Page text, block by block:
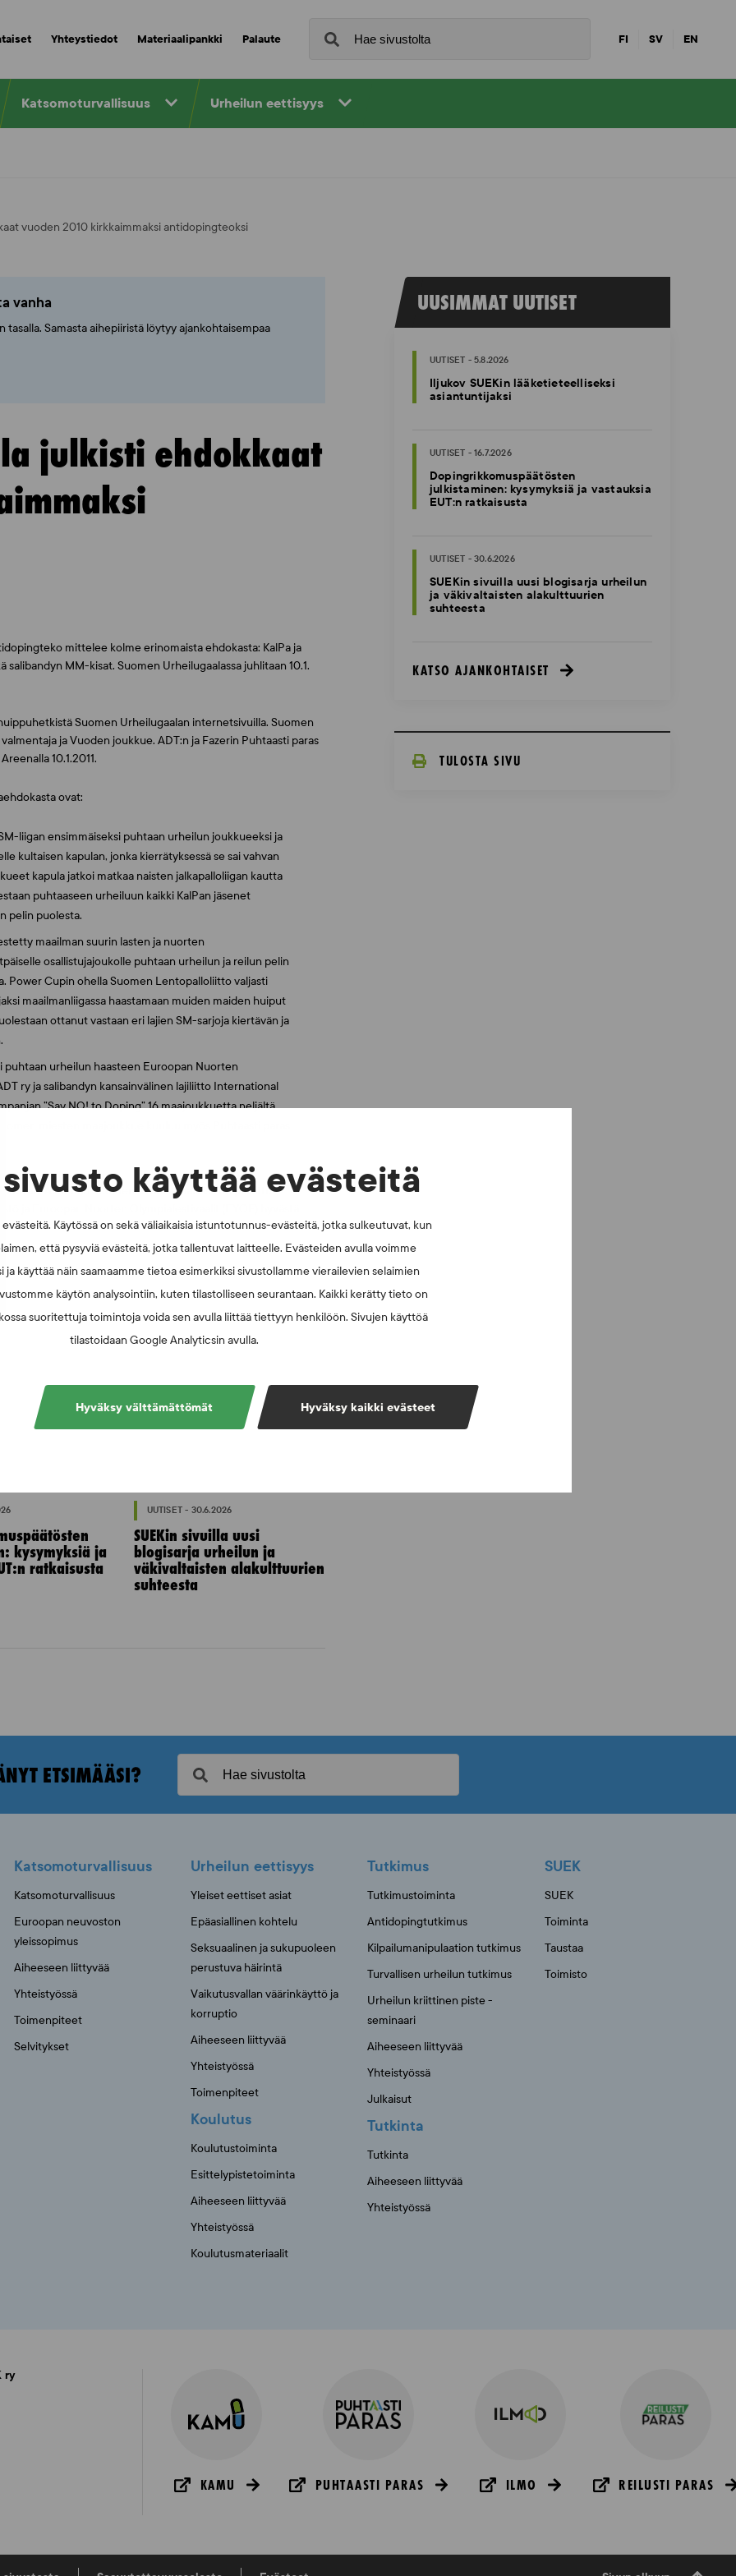
sivusto käyttää evästeitä
Käytössä on sekä väliaikaisia istuntotunnus-evästeitä, jotka sulkeutuvat, kun
että pysyviä evästeitä, jotka tallentuvat laitteelle. Evästeiden avulla voimme
ja käyttää näin saamaamme tietoa esimerkiksi sivustollamme vierailevien selaimien
käytön analysointiin, kuten tilastolliseen seurantaan. Kaikki kerätty tieto on
suoritettuja toimintoja voida sen avulla liittää tiettyyn henkilöön. Sivujen käyttöä
tilastoidaan Google Analyticsin avulla.
Hyväksy kaikki evästeet
Hyväksy välttämättömät
Yhteystiedot Materiaalipankki Palaute FI SV EN
Katsomoturvallisuus Urheilun eettisyys
vuoden 2010 kirkkaimmaksi antidopingteoksi
vanha
tasalla. Samasta aihepiiristä löytyy ajankohtaisempaa
julkisti ehdokkaat
mittelee kolme erinomaista ehdokasta: KalPa ja
MM-kisat. Suomen Urheilugaalassa juhlitaan 10.1.
Suomen Urheilugaalan internetsivuilla. Suomen
ja Vuoden joukkue. ADT:n ja Fazerin Puhtaasti paras
10.1.2011.
ovat:
liigan ensimmäiseksi puhtaan urheilun joukkueeksi ja
kultaisen kapulan, jonka kierrätyksessä se sai vahvan
kapula jatkoi matkaa naisten jalkapalloliigan kautta
puhtaaseen urheiluun kaikki KalPan jäsenet
pelin puolesta.
maailman suurin lasten ja nuorten
osallistujajoukolle puhtaan urheilun ja reilun pelin
Power Cupin ohella Suomen Lentopalloliitto valjasti
maailmanliigassa haastamaan muiden maiden huiput
ottanut vastaan eri lajien SM-sarjoja kiertävän ja
urheilun haasteen Euroopan Nuorten
ry ja salibandyn kansainvälinen lajiliitto International
”Say NO! to Doping” 16 maajoukkuetta neljältä
miesten maajoukkue kuuluu myös Puhtaasti paras
Aiemmin Suomen Urheilugaalassa on palkittu
ja Euroopan Nuorten Olympiafestivaalit (EYOF) hyvästä
kysymyksiä ja
ratkaisusta
UUTISET - 30.6.2026
SUEKin sivuilla uusi
blogisarja urheilun ja
väkivaltaisten alakulttuurien
suhteesta
UUSIMMAT UUTISET
UUTISET - 5.8.2026
Iljukov SUEKin lääketieteelliseksi
asiantuntijaksi
UUTISET - 16.7.2026
Dopingrikkomuspäätösten
julkistaminen: kysymyksiä ja vastauksia
EUT:n ratkaisusta
UUTISET - 30.6.2026
SUEKin sivuilla uusi blogisarja urheilun
ja väkivaltaisten alakulttuurien
suhteesta
KATSO AJANKOHTAISET
TULOSTA SIVU
ETSIMÄÄSI?
Katsomoturvallisuus
Katsomoturvallisuus
Euroopan neuvoston
yleissopimus
Aiheeseen liittyvää
Yhteistyössä
Toimenpiteet
Selvitykset
Urheilun eettisyys
Yleiset eettiset asiat
Epäasiallinen kohtelu
Seksuaalinen ja sukupuoleen
perustuva häirintä
Vaikutusvallan väärinkäyttö ja
korruptio
Aiheeseen liittyvää
Yhteistyössä
Toimenpiteet
Koulutus
Koulutustoiminta
Esittelypistetoiminta
Aiheeseen liittyvää
Yhteistyössä
Koulutusmateriaalit
Tutkimus
Tutkimustoiminta
Antidopingtutkimus
Kilpailumanipulaation tutkimus
Turvallisen urheilun tutkimus
Urheilun kriittinen piste -
seminaari
Aiheeseen liittyvää
Yhteistyössä
Julkaisut
Tutkinta
Tutkinta
Aiheeseen liittyvää
Yhteistyössä
SUEK
SUEK
Toiminta
Taustaa
Toimisto
ry
KAMU PUHTAASTI PARAS ILMO REILUSTI PARAS